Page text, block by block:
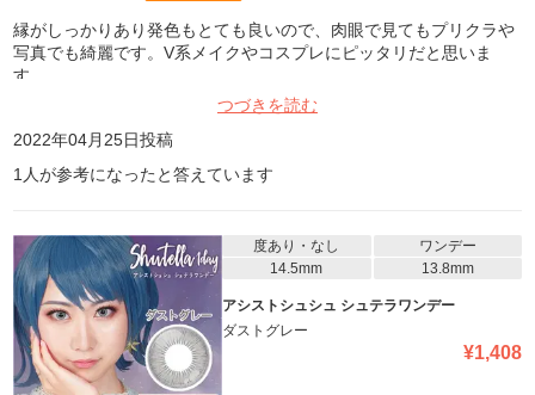
縁がしっかりあり発色もとても良いので、肉眼で見てもプリクラや
写真でも綺麗です。V系メイクやコスプレにピッタリだと思いま
す。
つづきを読む
2022年04月25日投稿
1 人が参考になったと答えています
度あり・なし
ワンデー
14.5mm
13.8mm
アシストシュシュ シュテラワンデー
ダストグレー
¥1,408